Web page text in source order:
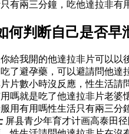
有兩三分鐘，吃他達拉非
何判断自己是否
給我開的他達拉非片可以
了避孕藥，可以避請問他
片數小時沒反應，性生活
嗎就是吃了他達拉非片老
用有用嗎性生活只有兩三
屏县青少年育才计画高泰田